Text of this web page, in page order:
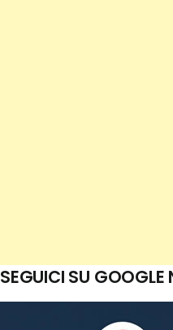
SEGUICI SU GOOGLE